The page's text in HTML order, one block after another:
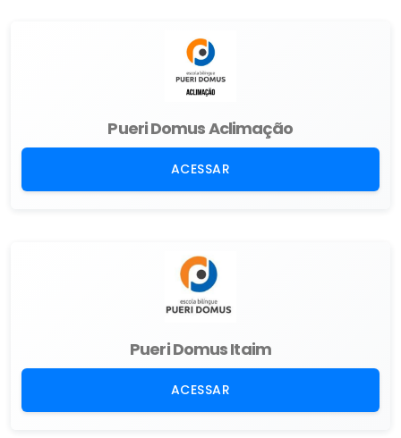
Pueri Domus Aclimação
ACESSAR
Pueri Domus Itaim
ACESSAR